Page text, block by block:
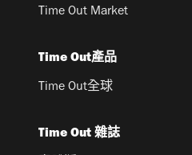
Time Out Market
Time Out產品
Time Out全球
Time Out 雜誌